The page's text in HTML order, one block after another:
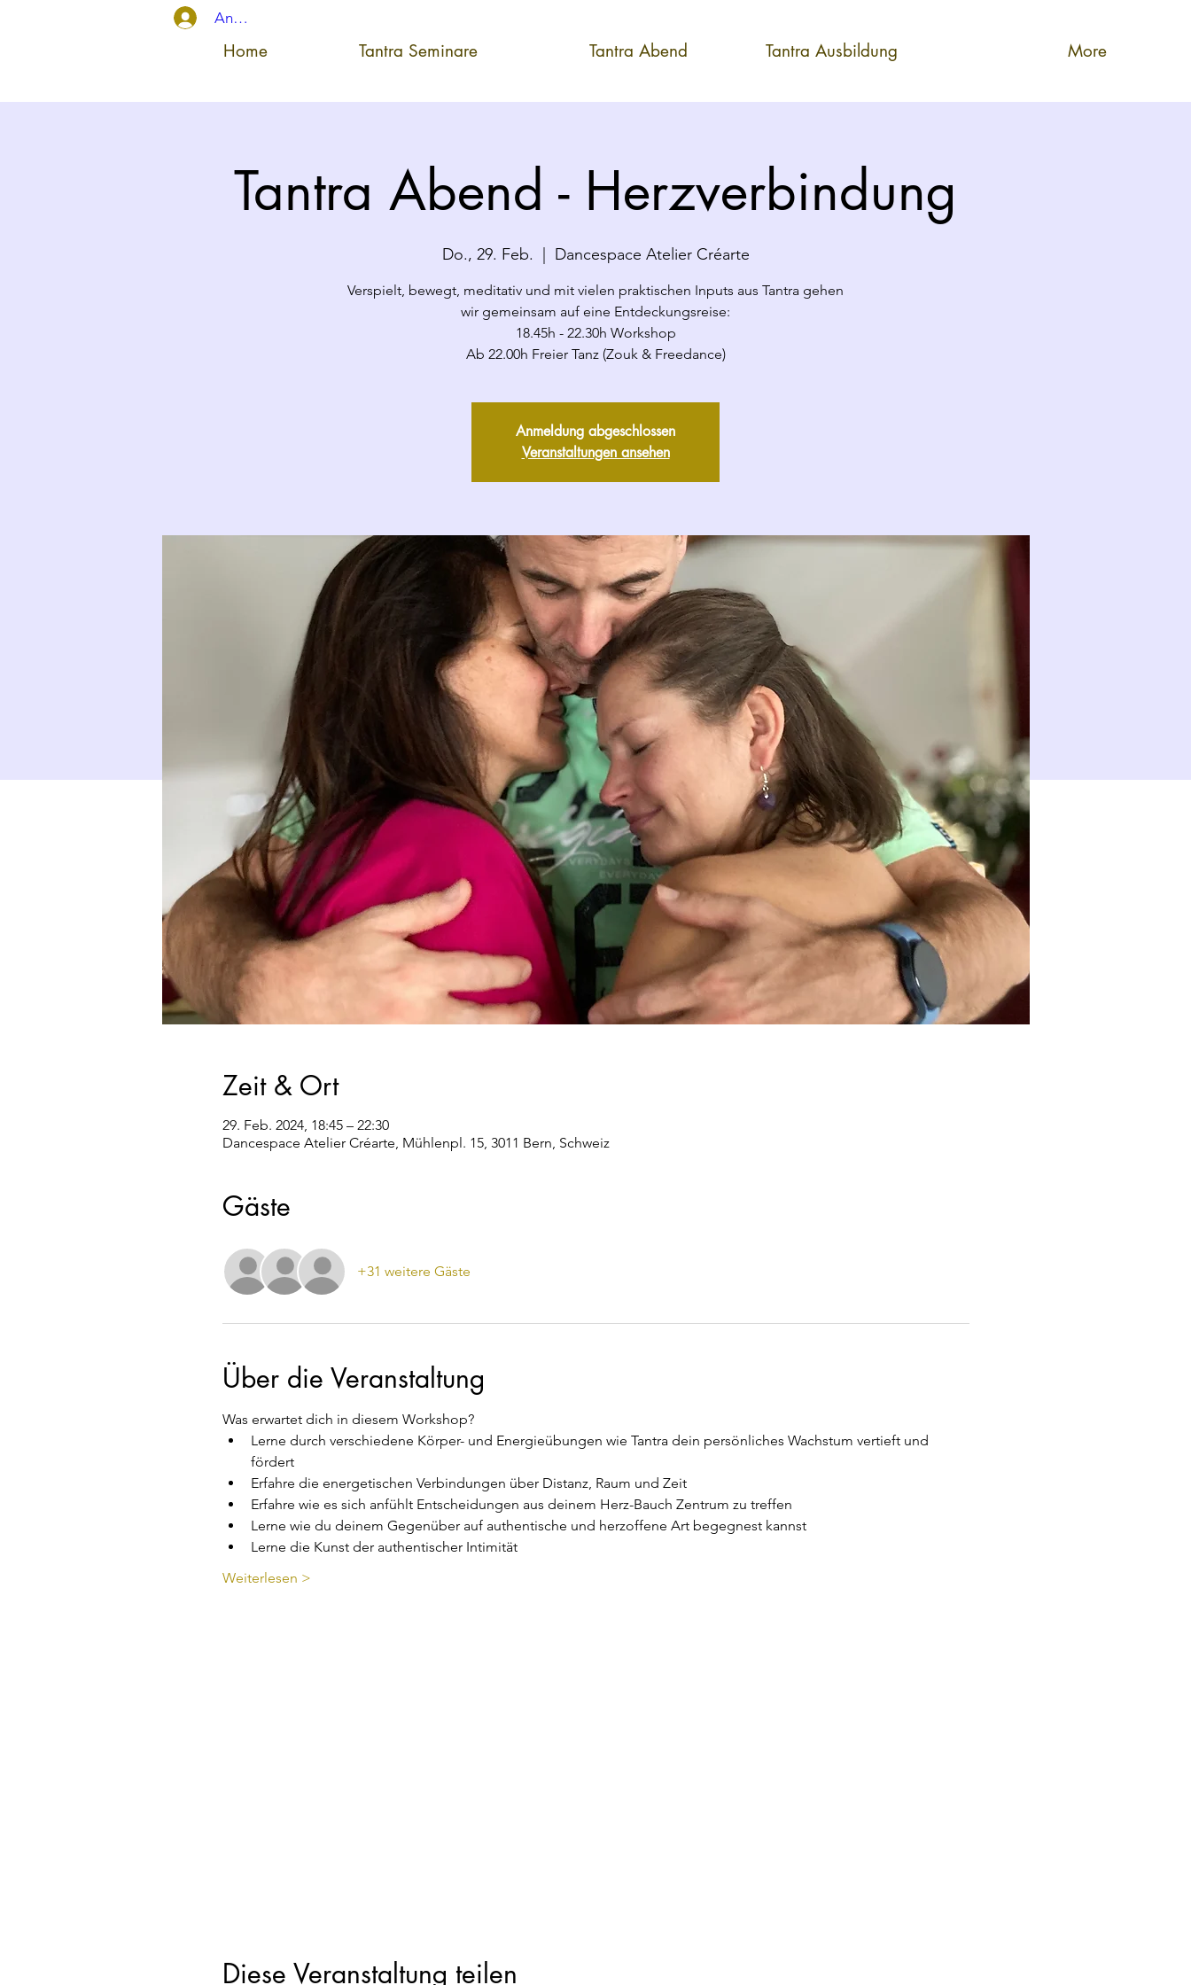
Anmelden
Home Tantra Seminare Tantra Abend Tantra Ausbildung More
Tantra Abend - Herzverbindung
Do., 29. Feb. Dancespace Atelier Créarte
Verspielt, bewegt, meditativ und mit vielen praktischen Inputs aus Tantra gehen
wir gemeinsam auf eine Entdeckungsreise:
18.45h - 22.30h Workshop
Ab 22.00h Freier Tanz (Zouk & Freedance)
Anmeldung abgeschlossen
Veranstaltungen ansehen
Zeit & Ort
29. Feb. 2024, 18:45 – 22:30
Dancespace Atelier Créarte, Mühlenpl. 15, 3011 Bern, Schweiz
Gäste
+31 weitere Gäste
Über die Veranstaltung
Was erwartet dich in diesem Workshop?
Lerne durch verschiedene Körper- und Energieübungen wie Tantra dein persönliches Wachstum vertieft und
fördert
Erfahre die energetischen Verbindungen über Distanz, Raum und Zeit
Erfahre wie es sich anfühlt Entscheidungen aus deinem Herz-Bauch Zentrum zu treffen
Lerne wie du deinem Gegenüber auf authentische und herzoffene Art begegnest kannst
Lerne die Kunst der authentischer Intimität
Weiterlesen >
Diese Veranstaltung teilen